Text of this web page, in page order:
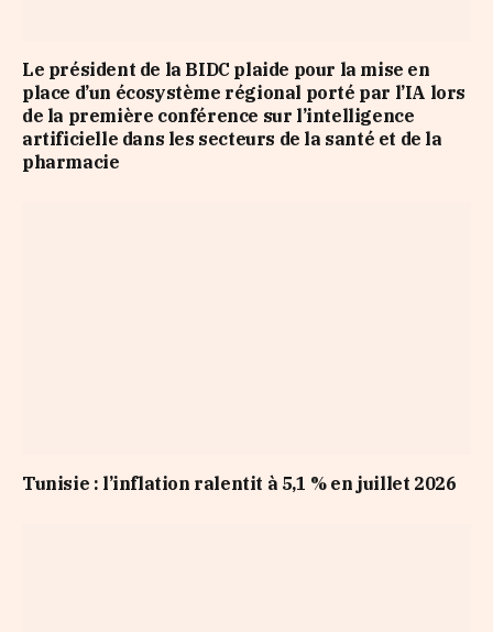
Le président de la BIDC plaide pour la mise en
place d’un écosystème régional porté par l’IA lors
de la première conférence sur l’intelligence
artificielle dans les secteurs de la santé et de la
pharmacie
Tunisie : l’inflation ralentit à 5,1 % en juillet 2026